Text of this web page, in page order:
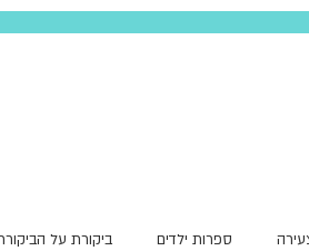
ספרות ילדים ביקורת על